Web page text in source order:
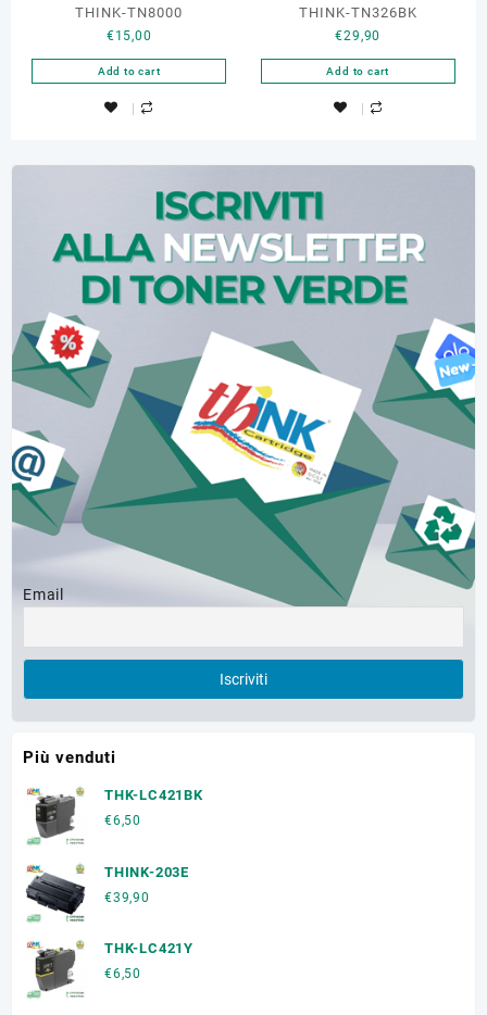
THINK-TN8000
€15,00
Add to cart
THINK-TN326BK
€29,90
Add to cart
Email
Più venduti
THK-LC421BK
€6,50
THINK-203E
€39,90
THK-LC421Y
€6,50